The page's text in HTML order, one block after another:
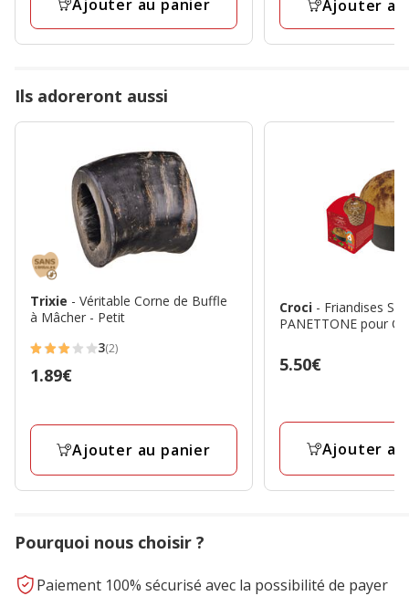
Ajouter au panier
avis
Ajouter
Ils adoreront aussi
Trixie - Véritable Corne de Buffle
à Mâcher - Petit
3
étoiles
2
3(2)
Prix
1.89€
Ajouter au panier
Croci - Friandises
PANETTONE pour
Prix
5.50€
Ajouter
Pourquoi nous choisir ?
Paiement 100% sécurisé avec la possibilité de payer